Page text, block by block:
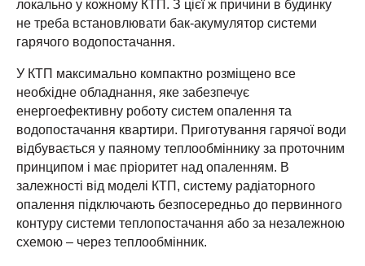
локально у кожному КТП. З цієї ж причини в будинку
не треба встановлювати бак-акумулятор системи
гарячого водопостачання.
У КТП максимально компактно розміщено все
необхідне обладнання, яке забезпечує
енергоефективну роботу систем опалення та
водопостачання квартири. Приготування гарячої води
відбувається у паяному теплообміннику за проточним
принципом і має пріоритет над опаленням. В
залежності від моделі КТП, систему радіаторного
опалення підключають безпосередньо до первинного
контуру системи теплопостачання або за незалежною
схемою – через теплообмінник.